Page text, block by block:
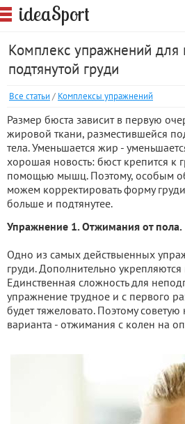
ideaSport
Комплекс упражнений для
подтянутой груди
Все статьи / Комплексы упражнений
Размер бюста зависит в первую
жировой ткани, разместившейся
тела. Уменьшается жир -
хорошая новость: бюст крепится к
помощью мышц. Поэтому, особым
можем корректировать форму
больше и подтянутее.
Упражнение 1. Отжимания от пола.
Одно из самых действыенных
груди. Дополнительно
Единственная сложность для
упражнение трудное и с первого
будет тяжеловато. Поэтому советую
варианта - отжимания с колен на